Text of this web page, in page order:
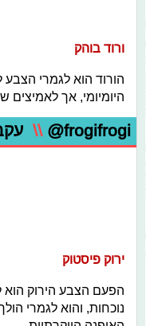
ורוד בוהק
הורוד הוא לגמרי
היומיומי, אך לאמיצים
@frogifrogi
\\
ירוק פיסטוק
הפעם הצבע הירוק הוא
נוכחות, והוא לגמרי